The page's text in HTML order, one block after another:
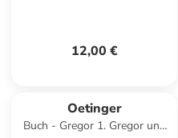
12,00 €
Oetinger
Buch - Gregor 1. Gregor und